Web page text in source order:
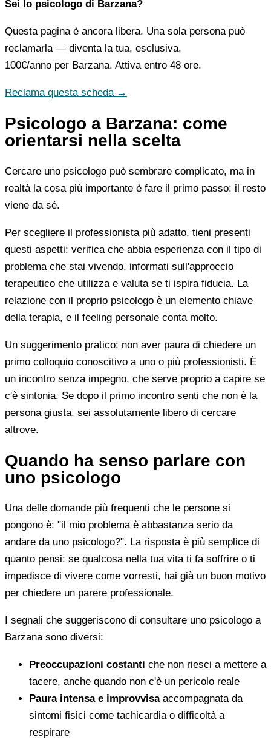
Sei lo psicologo di Barzana?
Questa pagina è ancora libera. Una sola persona può
reclamarla — diventa la tua, esclusiva.
100€/anno per Barzana. Attiva entro 48 ore.
Reclama questa scheda →
Psicologo a Barzana: come
orientarsi nella scelta
Cercare uno psicologo può sembrare complicato, ma in
realtà la cosa più importante è fare il primo passo: il resto
viene da sé.
Per scegliere il professionista più adatto, tieni presenti
questi aspetti: verifica che abbia esperienza con il tipo di
problema che stai vivendo, informati sull'approccio
terapeutico che utilizza e valuta se ti ispira fiducia. La
relazione con il proprio psicologo è un elemento chiave
della terapia, e il feeling personale conta molto.
Un suggerimento pratico: non aver paura di chiedere un
primo colloquio conoscitivo a uno o più professionisti. È
un incontro senza impegno, che serve proprio a capire se
c'è sintonia. Se dopo il primo incontro senti che non è la
persona giusta, sei assolutamente libero di cercare
altrove.
Quando ha senso parlare con
uno psicologo
Una delle domande più frequenti che le persone si
pongono è: "il mio problema è abbastanza serio da
andare da uno psicologo?". La risposta è più semplice di
quanto pensi: se qualcosa nella tua vita ti fa soffrire o ti
impedisce di vivere come vorresti, hai già un buon motivo
per chiedere un parere professionale.
I segnali che suggeriscono di consultare uno psicologo a
Barzana sono diversi:
Preoccupazioni costanti che non riesci a mettere a
tacere, anche quando non c'è un pericolo reale
Paura intensa e improvvisaaccompagnata da
sintomi fisici come tachicardia o difficoltà a
respirare